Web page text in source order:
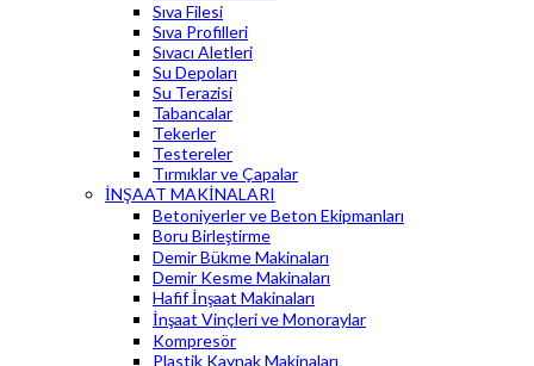
Sıva Filesi
Sıva Profilleri
Sıvacı Aletleri
Su Depoları
Su Terazisi
Tabancalar
Tekerler
Testereler
Tırmıklar ve Çapalar
İNŞAAT MAKİNALARI
Betoniyerler ve Beton Ekipmanları
Boru Birleştirme
Demir Bükme Makinaları
Demir Kesme Makinaları
Hafif İnşaat Makinaları
İnşaat Vinçleri ve Monoraylar
Kompresör
Plastik Kaynak Makinaları